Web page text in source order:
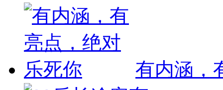
有内涵，